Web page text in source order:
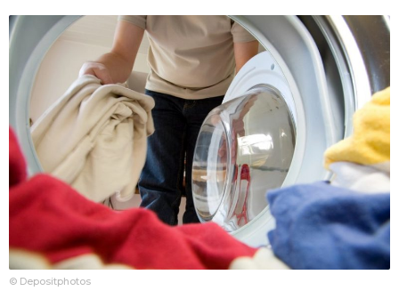
© Depositphotos